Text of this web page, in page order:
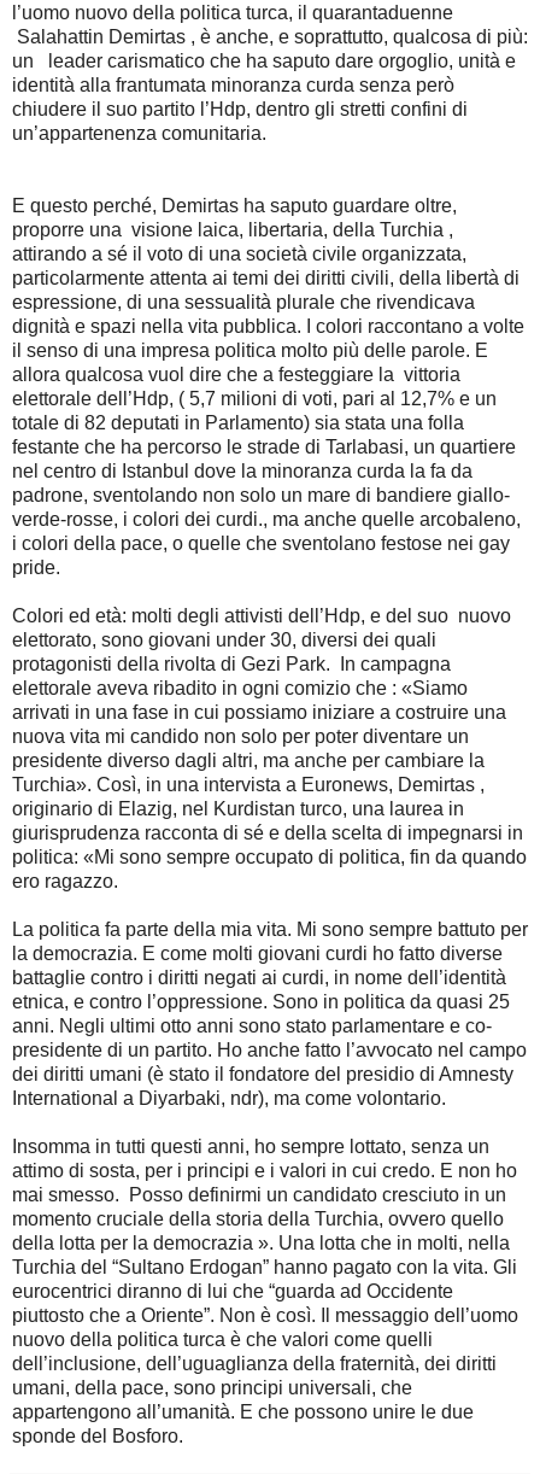
l’uomo nuovo della politica turca, il quarantaduenne
Salahattin Demirtas , è anche, e soprattutto, qualcosa di più:
un leader carismatico che ha saputo dare orgoglio, unità e
identità alla frantumata minoranza curda senza però
chiudere il suo partito l’Hdp, dentro gli stretti confini di
un’appartenenza comunitaria.
E questo perché, Demirtas ha saputo guardare oltre,
proporre una visione laica, libertaria, della Turchia ,
attirando a sé il voto di una società civile organizzata,
particolarmente attenta ai temi dei diritti civili, della libertà di
espressione, di una sessualità plurale che rivendicava
dignità e spazi nella vita pubblica. I colori raccontano a volte
il senso di una impresa politica molto più delle parole. E
allora qualcosa vuol dire che a festeggiare la vittoria
elettorale dell’Hdp, ( 5,7 milioni di voti, pari al 12,7% e un
totale di 82 deputati in Parlamento) sia stata una folla
festante che ha percorso le strade di Tarlabasi, un quartiere
nel centro di Istanbul dove la minoranza curda la fa da
padrone, sventolando non solo un mare di bandiere giallo-
verde-rosse, i colori dei curdi., ma anche quelle arcobaleno,
i colori della pace, o quelle che sventolano festose nei gay
pride.
Colori ed età: molti degli attivisti dell’Hdp, e del suo nuovo
elettorato, sono giovani under 30, diversi dei quali
protagonisti della rivolta di Gezi Park. In campagna
elettorale aveva ribadito in ogni comizio che : «Siamo
arrivati in una fase in cui possiamo iniziare a costruire una
nuova vita mi candido non solo per poter diventare un
presidente diverso dagli altri, ma anche per cambiare la
Turchia». Così, in una intervista a Euronews, Demirtas ,
originario di Elazig, nel Kurdistan turco, una laurea in
giurisprudenza racconta di sé e della scelta di impegnarsi in
politica: «Mi sono sempre occupato di politica, fin da quando
ero ragazzo.
La politica fa parte della mia vita. Mi sono sempre battuto per
la democrazia. E come molti giovani curdi ho fatto diverse
battaglie contro i diritti negati ai curdi, in nome dell’identità
etnica, e contro l’oppressione. Sono in politica da quasi 25
anni. Negli ultimi otto anni sono stato parlamentare e co-
presidente di un partito. Ho anche fatto l’avvocato nel campo
dei diritti umani (è stato il fondatore del presidio di Amnesty
International a Diyarbaki, ndr), ma come volontario.
Insomma in tutti questi anni, ho sempre lottato, senza un
attimo di sosta, per i principi e i valori in cui credo. E non ho
mai smesso. Posso definirmi un candidato cresciuto in un
momento cruciale della storia della Turchia, ovvero quello
della lotta per la democrazia ». Una lotta che in molti, nella
Turchia del “Sultano Erdogan” hanno pagato con la vita. Gli
eurocentrici diranno di lui che “guarda ad Occidente
piuttosto che a Oriente”. Non è così. Il messaggio dell’uomo
nuovo della politica turca è che valori come quelli
dell’inclusione, dell’uguaglianza della fraternità, dei diritti
umani, della pace, sono principi universali, che
appartengono all’umanità. E che possono unire le due
sponde del Bosforo.